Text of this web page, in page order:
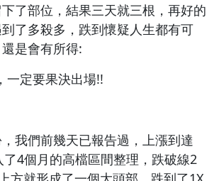
了部位，結果三天就三根，再好的
了多殺多，跌到懷疑人生都有可
是會有所得:
一定要果決出場!!
我們前幾天已報告過，上漲到達
了4個月的高檔區間整理，跌破線2